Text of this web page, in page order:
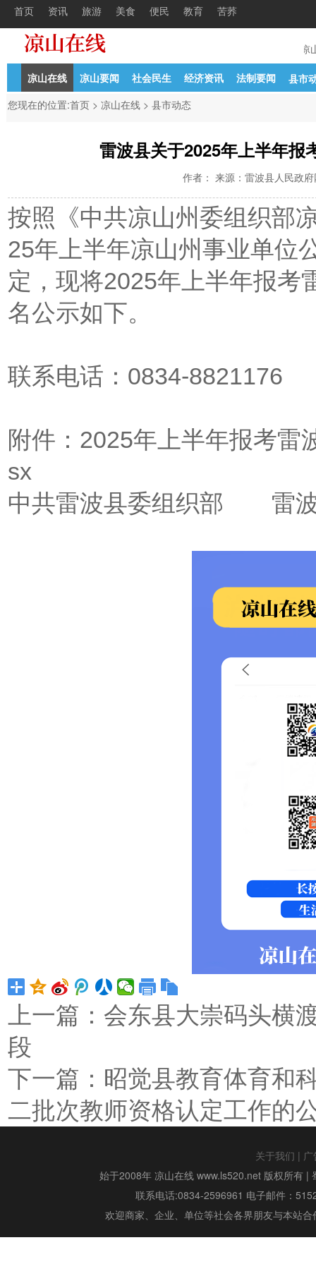
首页 资讯 旅游 美食 便民 教育 苦荞
04-21 凉山州关于2024年第二批引进人才的 中共
凉山在线 凉山要闻 社会民生 经济资讯 法制要闻
县市
您现在的位置:首页 > 凉山在线 > 县市动态
雷波县关于2025年上半年报
作者： 来源：雷波县人民政
按照《中共凉山州委组织部
25年上半年凉山州事业单位
定，现将2025年上半年报考
名公示如下。
联系电话：0834-8821176
附件： 2025年上半年报考雷
sx
中共雷波县委组织部 雷波
上一篇： 会东县大崇码头横
段
下一篇： 昭觉县教育体育和
二批次教师资格认定工作的
关于我们 |
始于2008年 凉山在线 www.ls520.net 版权所有
联系电话:0834-2596961 电子邮件：
欢迎商家、企业、单位等社会各界朋友与本站